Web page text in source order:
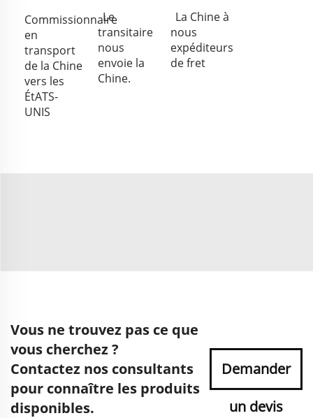
Commissionnaire
en
transport
de la Chine
vers les
ÉtATS-
UNIS
Le
transitaire
nous
envoie la
Chine.
La Chine à
nous
expéditeurs
de fret
Vous ne trouvez pas ce que
vous cherchez ?
Contactez nos consultants
pour connaître les produits
disponibles.
Demander
un devis